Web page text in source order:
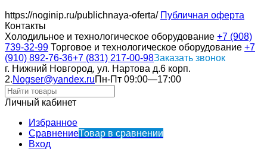
https://noginip.ru/publichnaya-oferta/ Публичная оферта
Контакты
Холодильное и технологическое оборудование +7 (908)
739-32-99 Торговое и технологическое оборудование +7
(910) 892-76-36+7 (831) 217-00-98Заказать звонок
г. Нижний Новгород, ул. Нартова д.6 корп.
2.Nogser@yandex.ruПн-Пт 09:00—17:00
Личный кабинет
Избранное
СравнениеТовар в сравнении
Вход